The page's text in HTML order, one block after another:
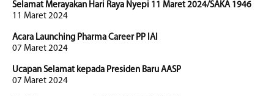
Selamat Merayakan Hari Raya Nyepi 11 Maret 2024/SAKA 1946
11 Maret 2024
Acara Launching Pharma Career PP IAI
07 Maret 2024
Ucapan Selamat kepada Presiden Baru AASP
07 Maret 2024